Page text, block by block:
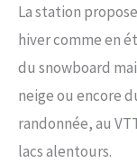
La station
hiver comme en
du snowboard
neige ou encore
randonnée, au
lacs alentours.